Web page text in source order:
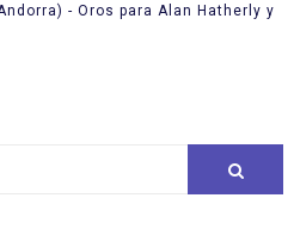
- Oros para Alan Hatherly y